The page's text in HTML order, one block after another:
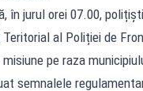
în jurul orei 07.00,
al Poliției de
pe raza
semnalele